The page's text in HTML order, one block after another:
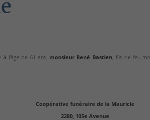
à l'âge de 61 ans, monsieur René Bastien,fils de feu
Coopérative funéraire de la Mauricie
2280, 105e Avenue